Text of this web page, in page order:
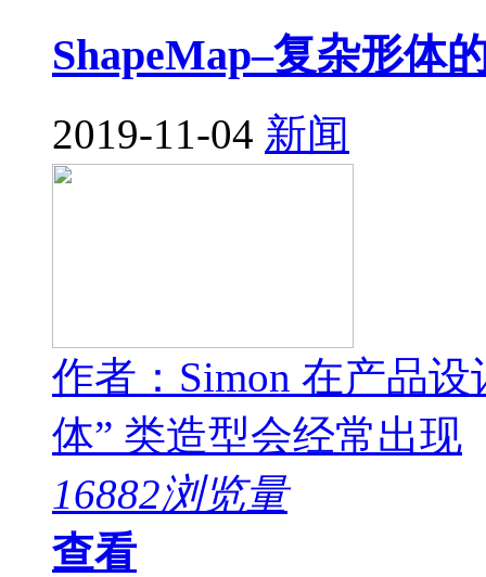
ShapeMap–复杂形体
2019-11-04 新闻
作者：Simon 在产品
体” 类造型会经常出现
16882浏览量
查看